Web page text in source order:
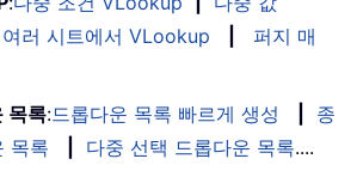
여러 시트에서 VLookup
퍼지 매
목록:드롭다운 목록 빠르게 생성
종
목록
다중 선택 드롭다운 목록....